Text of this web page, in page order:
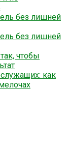
без лишней
без лишней
чтобы
как